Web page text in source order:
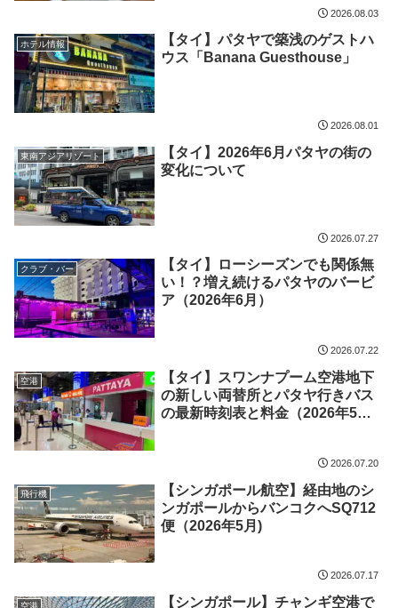
2026.08.03
ホテル情報
【タイ】パタヤで築浅のゲストハ
ウス「Banana Guesthouse」
2026.08.01
東南アジアリゾート
【タイ】2026年6月パタヤの街の
変化について
2026.07.27
クラブ・バー
【タイ】ローシーズンでも関係無
い！？増え続けるパタヤのバービ
ア（2026年6月）
2026.07.22
空港
【タイ】スワンナプーム空港地下
の新しい両替所とパタヤ行きバス
の最新時刻表と料金（2026年5
2026.07.20
飛行機
【シンガポール航空】経由地のシ
ンガポールからバンコクへSQ712
便（2026年5月)
2026.07.17
【シンガポール】チャンギ空港で